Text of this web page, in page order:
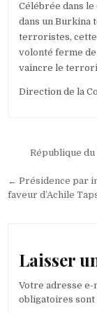
Célébrée dans le
dans un Burkina
terroristes, cette
volonté ferme
vaincre le
Direction de la
de
l’article
République
← Présidence par
faveur d’Achile
Laisser
Votre adresse e-
obligatoires sont